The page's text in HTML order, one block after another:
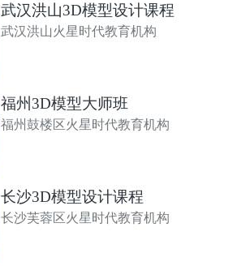
武汉洪山3D模型设计课程
武汉洪山火星时代教育机构
福州3D模型大师班
福州鼓楼区火星时代教育机构
长沙3D模型设计课程
长沙芙蓉区火星时代教育机构